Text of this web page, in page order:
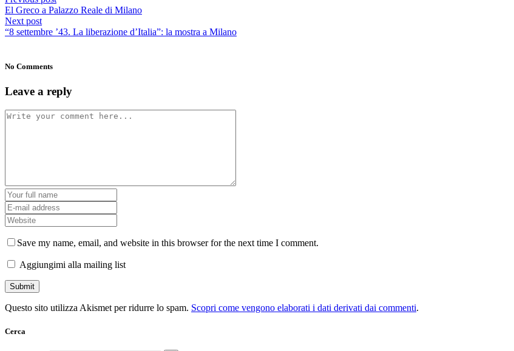
El Greco a Palazzo Reale di Milano
Next post
“8 settembre ’43. La liberazione d’Italia”: la mostra a Milano
No Comments
Leave a reply
Save my name, email, and website in this browser for the next time I comment.
Aggiungimi alla mailing list
Questo sito utilizza Akismet per ridurre lo spam. Scopri come vengono elaborati i dati derivati dai commenti.
Cerca